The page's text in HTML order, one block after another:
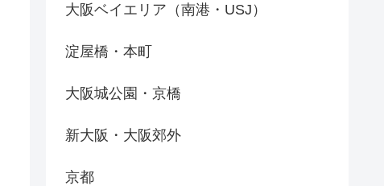
大阪ベイエリア（南港・USJ）
淀屋橋・本町
大阪城公園・京橋
新大阪・大阪郊外
京都